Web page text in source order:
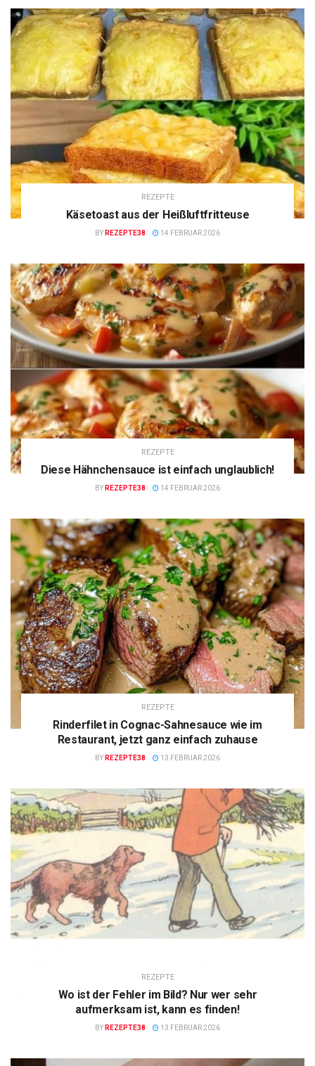
REZEPTE
Käsetoast aus der Heißluftfritteuse
BY REZEPTE38 14 FEBRUAR 2026
REZEPTE
Diese Hähnchensauce ist einfach unglaublich!
BY REZEPTE38 14 FEBRUAR 2026
REZEPTE
Rinderfilet in Cognac-Sahnesauce wie im
Restaurant, jetzt ganz einfach zuhause
BY REZEPTE38 13 FEBRUAR 2026
REZEPTE
Wo ist der Fehler im Bild? Nur wer sehr
aufmerksam ist, kann es finden!
BY REZEPTE38 13 FEBRUAR 2026